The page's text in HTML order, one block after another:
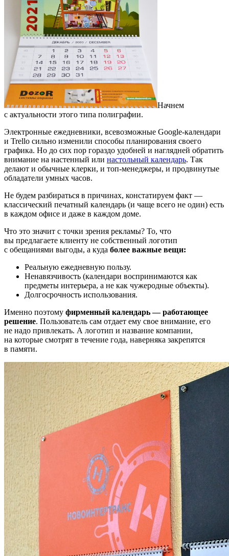
Начнем
с актуальности этого типа полиграфии.
Электронные ежедневники, всевозможные Google-календари
и Trello сильно изменили способы планирования своего
графика. Но до сих пор гораздо удобней и наглядней обратить
внимание на настенный или настольный календарь. Так
делают и обычные клерки, и топ-менеджеры, и продвинутые
обладатели умных часов.
Не будем разбираться в причинах, констатируем факт —
классический печатный календарь (и чаще всего не один) есть
в каждом офисе и даже в каждом доме.
Что это значит с точки зрения рекламы? То, что
вы предлагаете клиенту не собственный логотип
с обещаниями выгоды, а куда более важные вещи:
Реальную ежедневную пользу.
Ненавязчивость (календари воспринимаются как
предметы интерьера, а не как чужеродные объекты).
Долгосрочность использования.
Именно поэтому фирменный календарь — работающее
решение. Пользователь сам отдает ему свое внимание, его
не надо привлекать. А логотип и название компании,
на которые смотрят в течение года, наверняка закрепятся
в памяти.